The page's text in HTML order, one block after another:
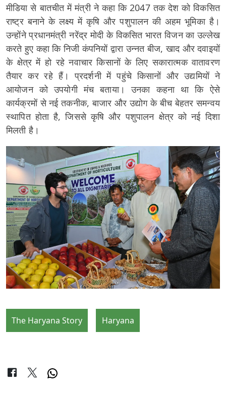
मीडिया से बातचीत में मंत्री ने कहा कि 2047 तक देश को विकसित
राष्ट्र बनाने के लक्ष्य में कृषि और पशुपालन की अहम भूमिका है।
उन्होंने प्रधानमंत्री नरेंद्र मोदी के विकसित भारत विजन का उल्लेख
करते हुए कहा कि निजी कंपनियों द्वारा उन्नत बीज, खाद और दवाइयों
के क्षेत्र में हो रहे नवाचार किसानों के लिए सकारात्मक वातावरण
तैयार कर रहे हैं। प्रदर्शनी में पहुंचे किसानों और उद्यमियों ने
आयोजन को उपयोगी मंच बताया। उनका कहना था कि ऐसे
कार्यक्रमों से नई तकनीक, बाजार और उद्योग के बीच बेहतर समन्वय
स्थापित होता है, जिससे कृषि और पशुपालन क्षेत्र को नई दिशा
मिलती है।
The Haryana Story Haryana